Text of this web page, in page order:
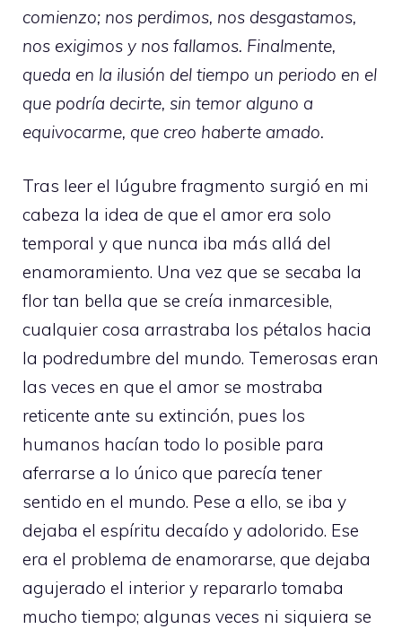
comienzo; nos perdimos, nos desgastamos,
nos exigimos y nos fallamos. Finalmente,
queda en la ilusión del tiempo un periodo en el
que podría decirte, sin temor alguno a
equivocarme, que creo haberte amado.
Tras leer el lúgubre fragmento surgió en mi
cabeza la idea de que el amor era solo
temporal y que nunca iba más allá del
enamoramiento. Una vez que se secaba la
flor tan bella que se creía inmarcesible,
cualquier cosa arrastraba los pétalos hacia
la podredumbre del mundo. Temerosas eran
las veces en que el amor se mostraba
reticente ante su extinción, pues los
humanos hacían todo lo posible para
aferrarse a lo único que parecía tener
sentido en el mundo. Pese a ello, se iba y
dejaba el espíritu decaído y adolorido. Ese
era el problema de enamorarse, que dejaba
agujerado el interior y repararlo tomaba
mucho tiempo; algunas veces ni siquiera se